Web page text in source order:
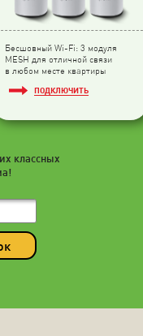
Бесшовный Wi-Fi: 3 модуля
МESH для отличной связи
в любом месте квартиры
ПОДКЛЮЧИТЬ
классных